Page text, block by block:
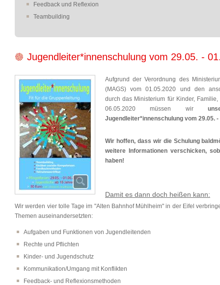
Feedback und Reflexion
Teambuilding
Jugendleiter*innenschulung vom 29.05. -
Aufgrund der Verordnung des
(MAGS) vom 01.05.2020 und den
durch das Ministerium für Kinder,
06.05.2020 müssen wir
Jugendleiter*innenschulung vom 29.05.
Wir hoffen, dass wir die Schulung
weitere Informationen verschicken,
haben!
Damit es dann doch heißen kann:
Wir werden vier tolle Tage im "Alten Bahnhof Mühlheim" in der Eifel
Themen auseinandersetzten:
Aufgaben und Funktionen von Jugendleitenden
Rechte und Pflichten
Kinder- und Jugendschutz
Kommunikation/Umgang mit Konflikten
Feedback- und Reflexionsmethoden